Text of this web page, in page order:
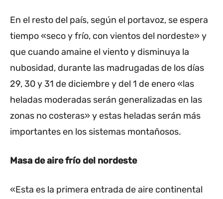
En el resto del país, según el portavoz, se espera
tiempo «seco y frío, con vientos del nordeste» y
que cuando amaine el viento y disminuya la
nubosidad, durante las madrugadas de los días
29, 30 y 31 de diciembre y del 1 de enero «las
heladas moderadas serán generalizadas en las
zonas no costeras» y estas heladas serán más
importantes en los sistemas montañosos.
Masa de aire frío del nordeste
«Esta es la primera entrada de aire continental